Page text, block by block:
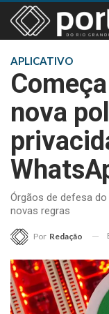
APLICATIVO
nova
Órgãos de defesa
novas regras
Por Redação